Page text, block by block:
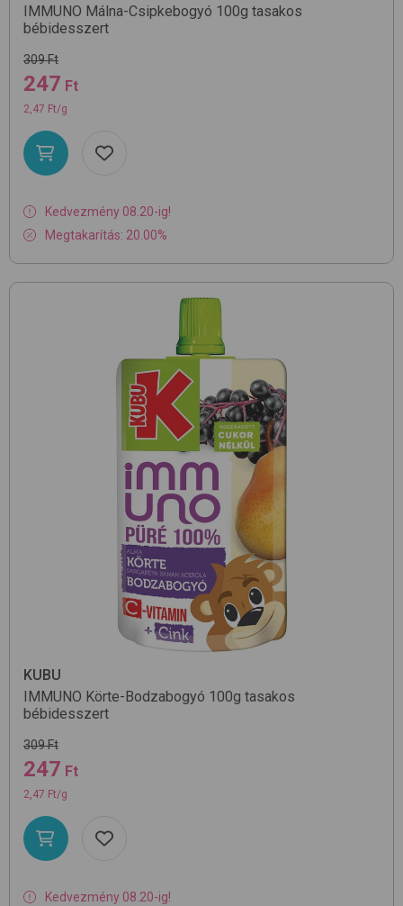
IMMUNO Málna-Csipkebogyó 100g tasakos
bébidesszert
309 Ft
247 Ft
2,47 Ft/g
Kedvezmény 08.20-ig!
Megtakarítás: 20.00%
KUBU
IMMUNO Körte-Bodzabogyó 100g tasakos
bébidesszert
309 Ft
247 Ft
2,47 Ft/g
Kedvezmény 08.20-ig!